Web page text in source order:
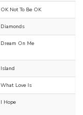
OK Not To Be OK
Diamonds
Dream On Me
Island
What Love Is
I Hope